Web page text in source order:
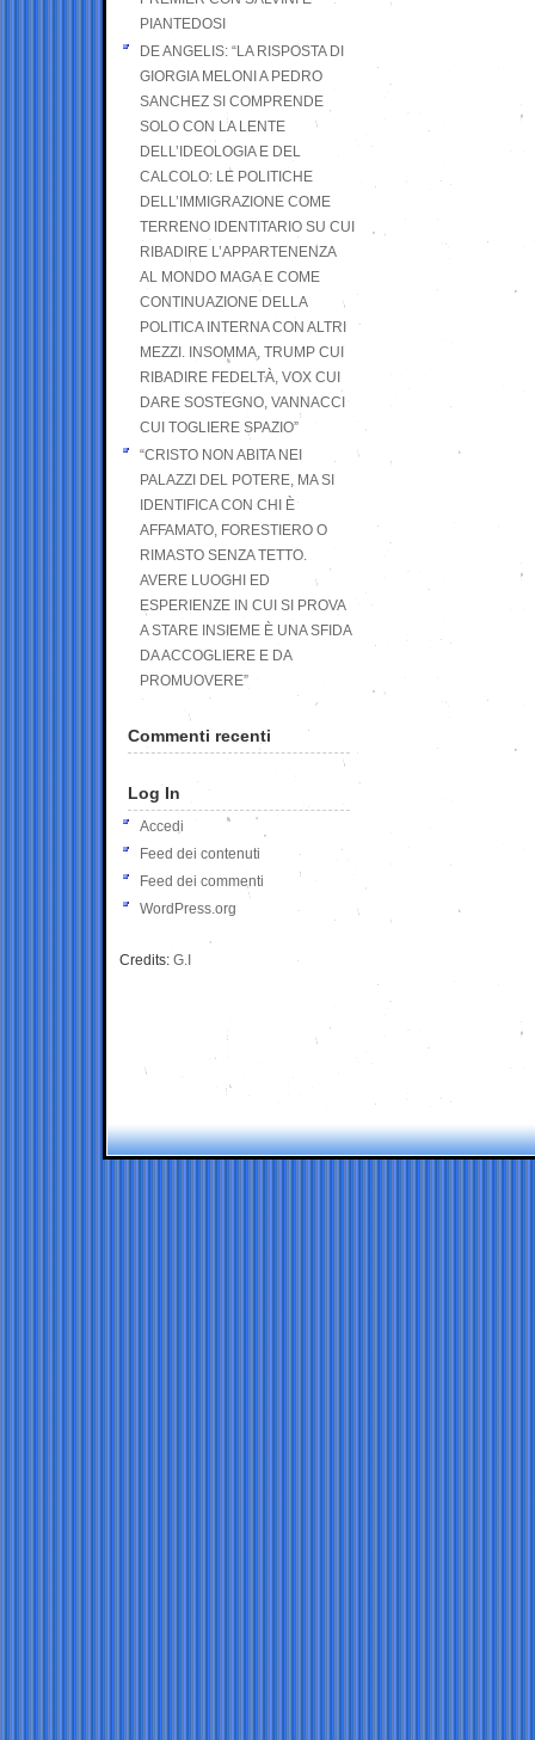
PIANTEDOSI
DE ANGELIS: “LA RISPOSTA DI
GIORGIA MELONI A PEDRO
SANCHEZ SI COMPRENDE
SOLO CON LA LENTE
DELL’IDEOLOGIA E DEL
CALCOLO: LE POLITICHE
DELL’IMMIGRAZIONE COME
TERRENO IDENTITARIO SU CUI
RIBADIRE L’APPARTENENZA
AL MONDO MAGA E COME
CONTINUAZIONE DELLA
POLITICA INTERNA CON ALTRI
MEZZI. INSOMMA, TRUMP CUI
RIBADIRE FEDELTÀ, VOX CUI
DARE SOSTEGNO, VANNACCI
CUI TOGLIERE SPAZIO”
“CRISTO NON ABITA NEI
PALAZZI DEL POTERE, MA SI
IDENTIFICA CON CHI È
AFFAMATO, FORESTIERO O
RIMASTO SENZA TETTO.
AVERE LUOGHI ED
ESPERIENZE IN CUI SI PROVA
A STARE INSIEME È UNA SFIDA
DA ACCOGLIERE E DA
PROMUOVERE”
Commenti recenti
Log In
Accedi
Feed dei contenuti
Feed dei commenti
WordPress.org
Credits: G.I